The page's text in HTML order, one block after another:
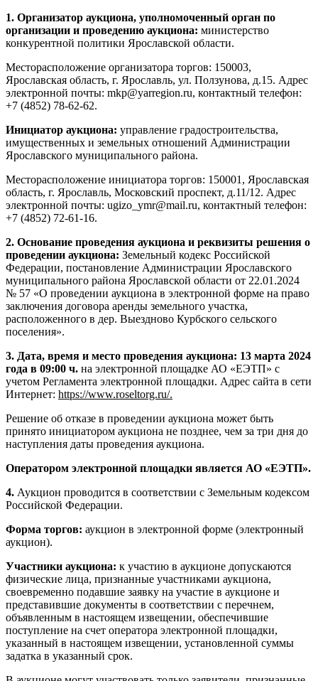
1. Организатор аукциона, уполномоченный орган по
организации и проведению аукциона: министерство
конкурентной политики Ярославской области.
Месторасположение организатора торгов: 150003,
Ярославская область, г. Ярославль, ул. Ползунова, д.15. Адрес
электронной почты: mkp@yarregion.ru, контактный телефон:
+7 (4852) 78-62-62.
Инициатор аукциона: управление градостроительства,
имущественных и земельных отношений Администрации
Ярославского муниципального района.
Месторасположение инициатора торгов: 150001, Ярославская
область, г. Ярославль, Московский проспект, д.11/12. Адрес
электронной почты: ugizo_ymr@mail.ru, контактный телефон:
+7 (4852) 72-61-16.
2. Основание проведения аукциона и реквизиты решения о
проведении аукциона: Земельный кодекс Российской
Федерации, постановление Администрации Ярославского
муниципального района Ярославской области от 22.01.2024
№ 57 «О проведении аукциона в электронной форме на право
заключения договора аренды земельного участка,
расположенного в дер. Выездново Курбского сельского
поселения».
3. Дата, время и место проведения аукциона: 13 марта 2024
года в 09:00 ч. на электронной площадке АО «ЕЭТП» с
учетом Регламента электронной площадки. Адрес сайта в сети
Интернет: https://www.roseltorg.ru/.
Решение об отказе в проведении аукциона может быть
принято инициатором аукциона не позднее, чем за три дня до
наступления даты проведения аукциона.
Оператором электронной площадки является АО «ЕЭТП».
4. Аукцион проводится в соответствии с Земельным кодексом
Российской Федерации.
Форма торгов: аукцион в электронной форме (электронный
аукцион).
Участники аукциона: к участию в аукционе допускаются
физические лица, признанные участниками аукциона,
своевременно подавшие заявку на участие в аукционе и
представившие документы в соответствии с перечнем,
объявленным в настоящем извещении, обеспечившие
поступление на счет оператора электронной площадки,
указанный в настоящем извещении, установленной суммы
задатка в указанный срок.